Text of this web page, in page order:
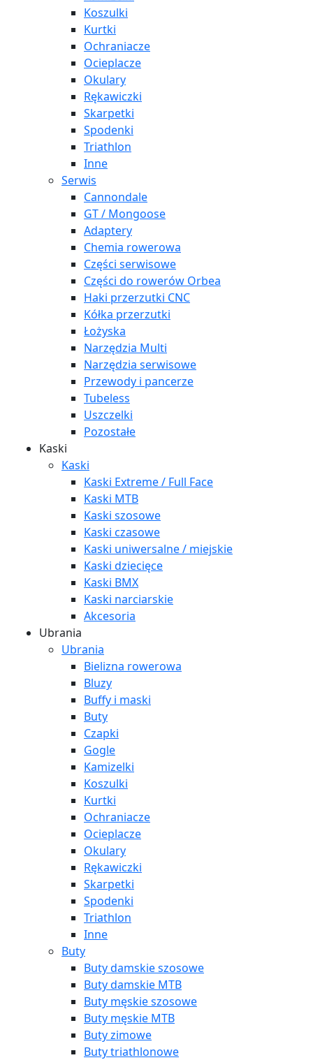
Koszulki
Kurtki
Ochraniacze
Ocieplacze
Okulary
Rękawiczki
Skarpetki
Spodenki
Triathlon
Inne
Serwis
Cannondale
GT / Mongoose
Adaptery
Chemia rowerowa
Części serwisowe
Części do rowerów Orbea
Haki przerzutki CNC
Kółka przerzutki
Łożyska
Narzędzia Multi
Narzędzia serwisowe
Przewody i pancerze
Tubeless
Uszczelki
Pozostałe
Kaski
Kaski
Kaski Extreme / Full Face
Kaski MTB
Kaski szosowe
Kaski czasowe
Kaski uniwersalne / miejskie
Kaski dziecięce
Kaski BMX
Kaski narciarskie
Akcesoria
Ubrania
Ubrania
Bielizna rowerowa
Bluzy
Buffy i maski
Buty
Czapki
Gogle
Kamizelki
Koszulki
Kurtki
Ochraniacze
Ocieplacze
Okulary
Rękawiczki
Skarpetki
Spodenki
Triathlon
Inne
Buty
Buty damskie szosowe
Buty damskie MTB
Buty męskie szosowe
Buty męskie MTB
Buty zimowe
Buty triathlonowe